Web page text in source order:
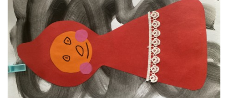
DĚJINY VÝTVARNÉHO UMĚNÍ
NOVINKY ZE ŠKOLSTVÍ 2025
ROČNÍ PLÁN - INSPIRACE /DLE NOVÉHO RVP PV 2025